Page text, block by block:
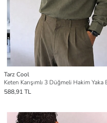
Tarz Cool
588,91 TL